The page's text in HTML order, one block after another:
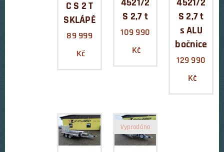
C S 2 T
SKLÁPĚČ
89 999
Kč
S 2,7 t
109 990
Kč
S 2,7 t
s ALU
bočnicemi
129 990
Kč
Vyprodáno